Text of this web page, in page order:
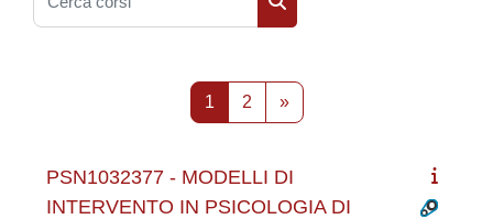
Cerca corsi
1 Pagina 1
2Pagina 2
»Pagina successiva
PSN1032377 - MODELLI DI
INTERVENTO IN PSICOLOGIA DI